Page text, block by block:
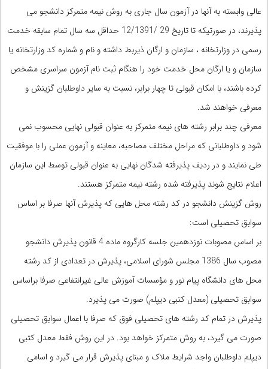
عالی وابسته به آنها در آزمون سال جاری به روش نیمه متمرکز دانشجو می
پذیرند، در صورتیکه تا تاریخ 29 /12/1391 حداقل سه سال تمام سابقه خدمت
رسمی در وزارتخانه ، سازمان و ارگان ذیربط داشته و نام و شماره کد وزارتخانه یا
سازمان و یا ارگان محل خدمت خود را هنگام ثبت نام آزمون سراسری مشخص
کرده باشند، با امکان قبولی تا چهار برابر، نسبت به سایر داوطلبان گزینش و
معرفی خواهند شد.
معرفی چند برابر رشته های نیمه متمرکز به عنوان قبولی نهایی محسوب نمی
شود و داوطلبانی که مراحل مختلف مصاحبه، معاینه و آزمون عملی را با موفقیت
طی نمایند و در ردیف پذیرفته شدگان نهایی به عنوان قبولی توسط این سازمان
اعلام نتایج شوند پذیرفته شده رشته نیمه متمرکز هستند.
روش گزینش دانشجو در کد رشته محل هایی که پذیرش آنها صرفا بر اساس
سوابق تحصیلی است:
بر اساس مصوبات نوزدهمین جلسه کارگروه ماده 4 قانون پذیرش دانشجو
مصوب سال 1386 مجلس شورای اسلامی، پذیرش در تعدادی از کد رشته
محل های دانشگاه پیام نور و مؤسسات آموزش عالی غیرانتفاعی صرفا براساس
سوابق تحصیلی (معدل کتبی دیپلم) صورت می پذیرد.
پذیرش در تمام کد رشته های تحصیلی فوق که صرفا با اعمال سوابق تحصیلی
صورت می گیرد، به روش متمرکز خواهد بود. در این روش فقط معدل کتبی
دیپلم داوطلبان واجد شرایط ملاک و مبنای پذیرش قرار می گیرد و اسامی